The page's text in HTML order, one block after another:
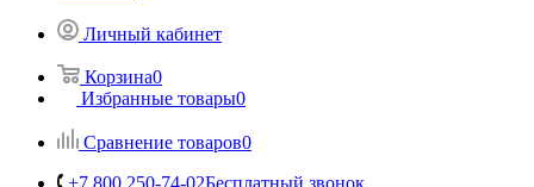
Личный кабинет
Корзина0
Избранные товары0
Сравнение товаров0
+7 800 250-74-02Бесплатный звонок